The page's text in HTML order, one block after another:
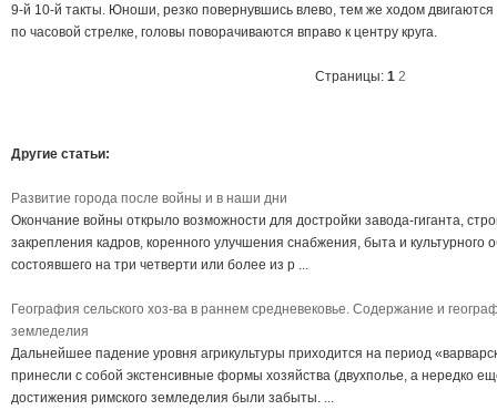
9-й 10-й такты. Юноши, резко повернувшись влево, тем же ходом двигаются
по часовой стрелке, головы поворачиваются вправо к центру круга.
Страницы: 1 2
Другие статьи:
Развитие города после войны и в наши дни
Окончание войны открыло возможности для достройки завода-гиганта,
закрепления кадров, коренного улучшения снабжения, быта и культурного
состоявшего на три четверти или более из р ...
География сельского хоз-ва в раннем средневековье. Содержание и
земледелия
Дальнейшее падение уровня агрикультуры приходится на период
принесли с собой экстенсивные формы хозяйства (двухполье, а нередко
достижения римского земледелия были забыты. ...